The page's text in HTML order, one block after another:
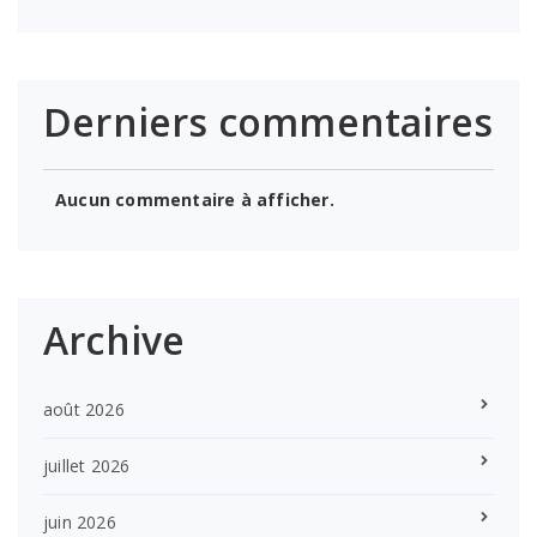
Derniers commentaires
Aucun commentaire à afficher.
Archive
août 2026
juillet 2026
juin 2026